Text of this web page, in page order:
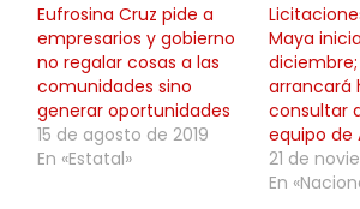
Eufrosina Cruz pide a
empresarios y gobierno
no regalar cosas a las
comunidades sino
generar oportunidades
15 de agosto de 2019
En «Estatal»
Maya
arrancará
consultar
equipo de
21 de
En